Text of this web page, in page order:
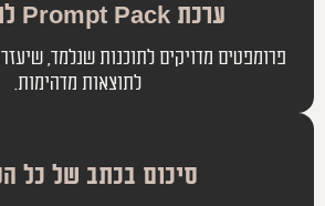
ערכת Prompt Pack למעצבים
פרומפטים מדויקים לתוכנות שנלמד,
לתוצאות מדהימות.
סיכום בכתב של כל